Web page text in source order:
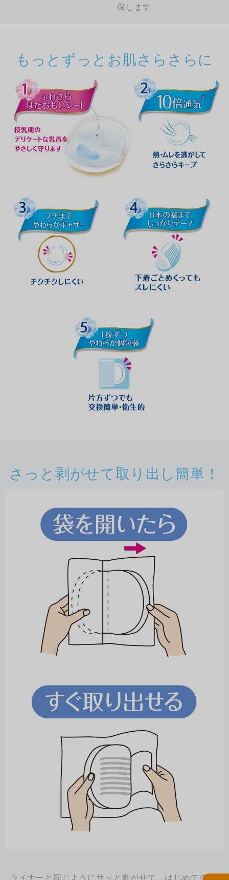
保します
もっとずっとお肌さらさらに
さっと剥がせて取り出し簡単！
ライナーと同じようにサッと剥がせて、はじめてのマ